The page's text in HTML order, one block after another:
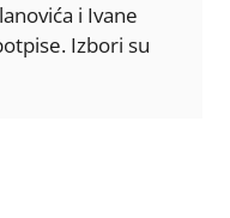
i Ivane
Izbori su